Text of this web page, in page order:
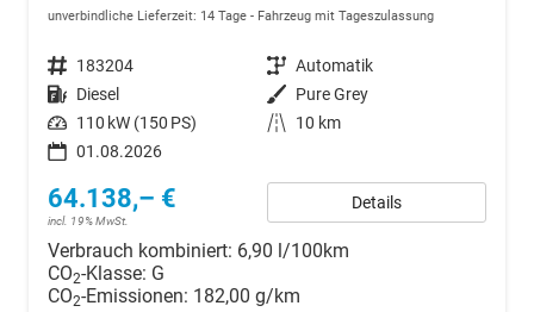
unverbindliche Lieferzeit: 14 Tage Fahrzeug mit Tageszulassung
Fahrzeugnr. 183204 Getriebe Automatik
Kraftstoff Diesel Außenfarbe Pure Grey
Leistung 110 kW (150 PS) Kilometerstand
10 km
01.08.2026
64.138,– €
incl. 19% MwSt.
Details
Verbrauch kombiniert: 6,90 l/100km
CO2-Klasse: G
CO2-Emissionen: 182,00 g/km